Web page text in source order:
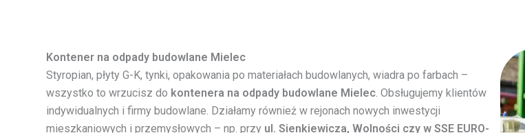
Kontener na odpady budowlane Mielec
Styropian, płyty G-K, tynki, opakowania po materiałach budowlanych, wiadra po farbach –
wszystko to wrzucisz do kontenera na odpady budowlane Mielec. Obsługujemy klientów
indywidualnych i firmy budowlane. Działamy również w rejonach nowych inwestycji
mieszkaniowych i przemysłowych – np. przy ul. Sienkiewicza, Wolności czy w SSE EURO-